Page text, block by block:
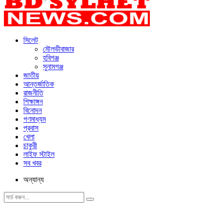
সিলেট
মৌলভীবাজার
হবিগঞ্জ
সুনামগঞ্জ
জাতীয়
আন্তর্জাতিক
রাজনীতি
শিক্ষাঙ্গন
বিনোদন
গণমাধ্যম
প্রবাস
খেলা
চাকুরী
লাইফ স্টাইল
সব খবর
অন্যান্য